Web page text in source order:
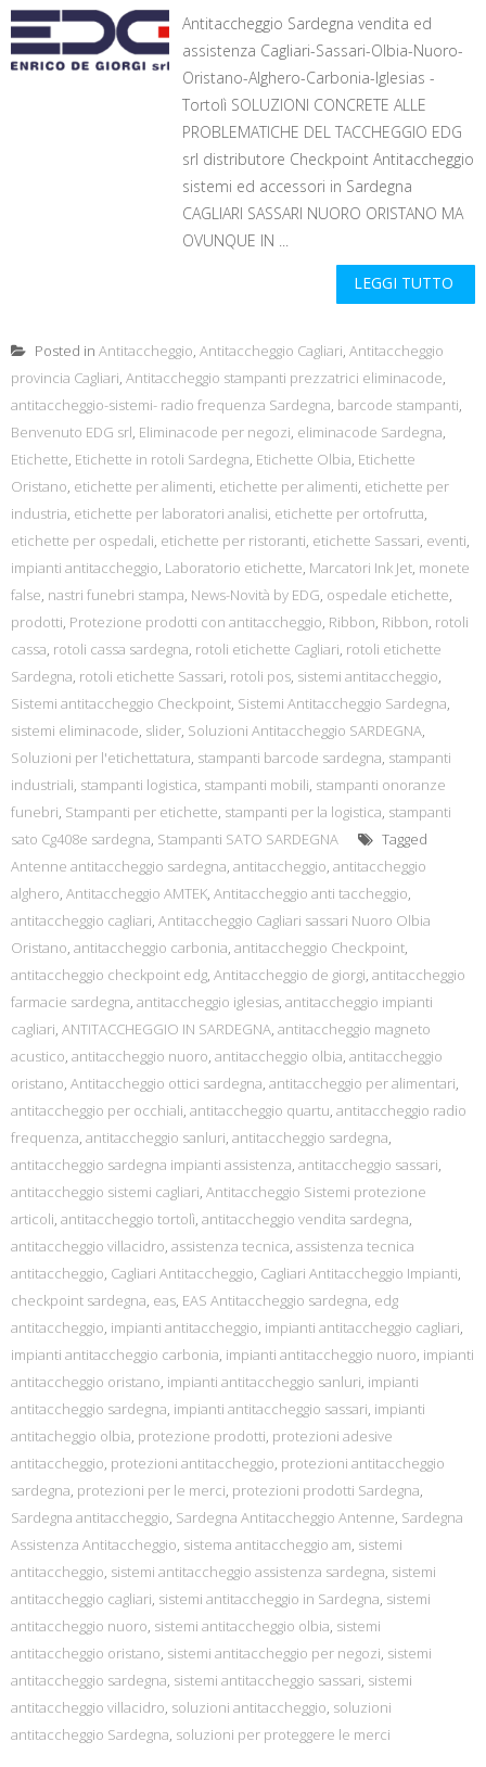
Antitaccheggio Sardegna vendita ed
assistenza Cagliari-Sassari-Olbia-Nuoro-
Oristano-Alghero-Carbonia-Iglesias -
Tortolì SOLUZIONI CONCRETE ALLE
PROBLEMATICHE DEL TACCHEGGIO EDG
srl distributore Checkpoint Antitaccheggio
sistemi ed accessori in Sardegna
CAGLIARI SASSARI NUORO ORISTANO MA
OVUNQUE IN ...
LEGGI TUTTO
Posted in Antitaccheggio, Antitaccheggio Cagliari, Antitaccheggio
provincia Cagliari, Antitaccheggio stampanti prezzatrici eliminacode,
antitaccheggio-sistemi- radio frequenza Sardegna, barcode stampanti,
Benvenuto EDG srl, Eliminacode per negozi, eliminacode Sardegna,
Etichette, Etichette in rotoli Sardegna, Etichette Olbia, Etichette
Oristano, etichette per alimenti, etichette per alimenti, etichette per
industria, etichette per laboratori analisi, etichette per ortofrutta,
etichette per ospedali, etichette per ristoranti, etichette Sassari, eventi,
impianti antitaccheggio, Laboratorio etichette, Marcatori Ink Jet, monete
false, nastri funebri stampa, News-Novità by EDG, ospedale etichette,
prodotti, Protezione prodotti con antitaccheggio, Ribbon, Ribbon, rotoli
cassa, rotoli cassa sardegna, rotoli etichette Cagliari, rotoli etichette
Sardegna, rotoli etichette Sassari, rotoli pos, sistemi antitaccheggio,
Sistemi antitaccheggio Checkpoint, Sistemi Antitaccheggio Sardegna,
sistemi eliminacode, slider, Soluzioni Antitaccheggio SARDEGNA,
Soluzioni per l'etichettatura, stampanti barcode sardegna, stampanti
industriali, stampanti logistica, stampanti mobili, stampanti onoranze
funebri, Stampanti per etichette, stampanti per la logistica, stampanti
sato Cg408e sardegna, Stampanti SATO SARDEGNA
Tagged
Antenne antitaccheggio sardegna, antitaccheggio, antitaccheggio
alghero, Antitaccheggio AMTEK, Antitaccheggio anti taccheggio,
antitaccheggio cagliari, Antitaccheggio Cagliari sassari Nuoro Olbia
Oristano, antitaccheggio carbonia, antitaccheggio Checkpoint,
antitaccheggio checkpoint edg, Antitaccheggio de giorgi, antitaccheggio
farmacie sardegna, antitaccheggio iglesias, antitaccheggio impianti
cagliari, ANTITACCHEGGIO IN SARDEGNA, antitaccheggio magneto
acustico, antitaccheggio nuoro, antitaccheggio olbia, antitaccheggio
oristano, Antitaccheggio ottici sardegna, antitaccheggio per alimentari,
antitaccheggio per occhiali, antitaccheggio quartu, antitaccheggio radio
frequenza, antitaccheggio sanluri, antitaccheggio sardegna,
antitaccheggio sardegna impianti assistenza, antitaccheggio sassari,
antitaccheggio sistemi cagliari, Antitaccheggio Sistemi protezione
articoli, antitaccheggio tortolì, antitaccheggio vendita sardegna,
antitaccheggio villacidro, assistenza tecnica, assistenza tecnica
antitaccheggio, Cagliari Antitaccheggio, Cagliari Antitaccheggio Impianti,
checkpoint sardegna, eas, EAS Antitaccheggio sardegna, edg
antitaccheggio, impianti antitaccheggio, impianti antitaccheggio cagliari,
impianti antitaccheggio carbonia, impianti antitaccheggio nuoro, impianti
antitaccheggio oristano, impianti antitaccheggio sanluri, impianti
antitaccheggio sardegna, impianti antitaccheggio sassari, impianti
antitacheggio olbia, protezione prodotti, protezioni adesive
antitaccheggio, protezioni antitaccheggio, protezioni antitaccheggio
sardegna, protezioni per le merci, protezioni prodotti Sardegna,
Sardegna antitaccheggio, Sardegna Antitaccheggio Antenne, Sardegna
Assistenza Antitaccheggio, sistema antitaccheggio am, sistemi
antitaccheggio, sistemi antitaccheggio assistenza sardegna, sistemi
antitaccheggio cagliari, sistemi antitaccheggio in Sardegna, sistemi
antitaccheggio nuoro, sistemi antitaccheggio olbia, sistemi
antitaccheggio oristano, sistemi antitaccheggio per negozi, sistemi
antitaccheggio sardegna, sistemi antitaccheggio sassari, sistemi
antitaccheggio villacidro, soluzioni antitaccheggio, soluzioni
antitaccheggio Sardegna, soluzioni per proteggere le merci